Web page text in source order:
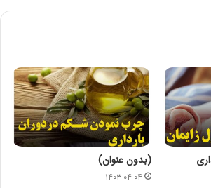
(بدون عنوان)
۱۴۰۳-۰۴-۰۴